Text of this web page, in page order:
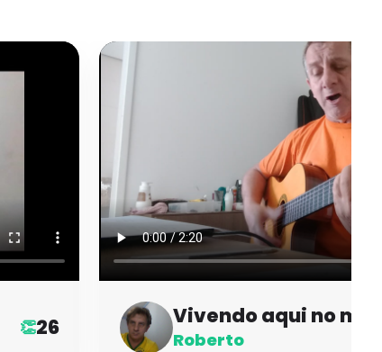
👏26 Vivendo aqui no
Roberto